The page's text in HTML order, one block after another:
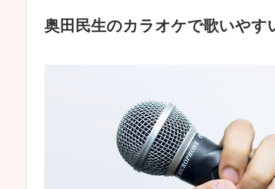
奥田民生のカラオケで歌いやす